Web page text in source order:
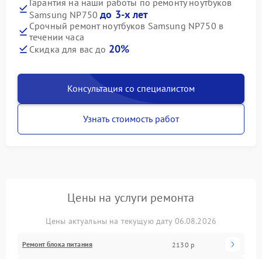
Гарантия на наши работы по ремонту ноутбуков
Samsung NP750до 3-х лет
Срочный ремонт ноутбуков Samsung NP750 в
течении часа
Скидка для вас до 20%
Консультация со специалистом
Узнать стоимость работ
Цены на услуги ремонта
Цены актуальны на текущую дату 06.08.2026
Ремонт блока питания 2130 р